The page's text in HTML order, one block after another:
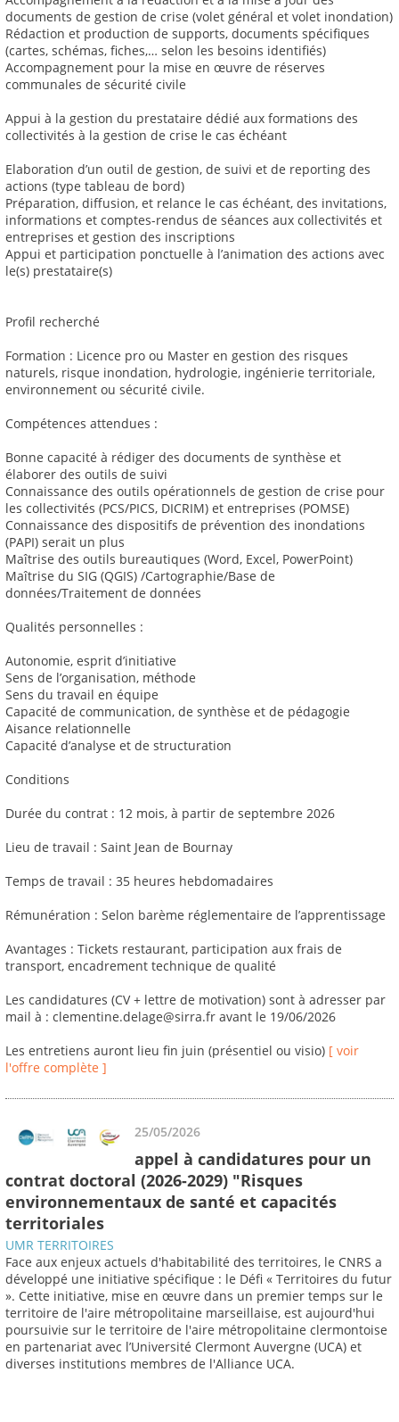
documents de gestion de crise (volet général et volet inondation)
Rédaction et production de supports, documents spécifiques
(cartes, schémas, fiches,… selon les besoins identifiés)
Accompagnement pour la mise en œuvre de réserves
communales de sécurité civile
Appui à la gestion du prestataire dédié aux formations des
collectivités à la gestion de crise le cas échéant
Elaboration d’un outil de gestion, de suivi et de reporting des
actions (type tableau de bord)
Préparation, diffusion, et relance le cas échéant, des invitations,
informations et comptes-rendus de séances aux collectivités et
entreprises et gestion des inscriptions
Appui et participation ponctuelle à l’animation des actions avec
le(s) prestataire(s)
Profil recherché
Formation : Licence pro ou Master en gestion des risques
naturels, risque inondation, hydrologie, ingénierie territoriale,
environnement ou sécurité civile.
Compétences attendues :
Bonne capacité à rédiger des documents de synthèse et
élaborer des outils de suivi
Connaissance des outils opérationnels de gestion de crise pour
les collectivités (PCS/PICS, DICRIM) et entreprises (POMSE)
Connaissance des dispositifs de prévention des inondations
(PAPI) serait un plus
Maîtrise des outils bureautiques (Word, Excel, PowerPoint)
Maîtrise du SIG (QGIS) /Cartographie/Base de
données/Traitement de données
Qualités personnelles :
Autonomie, esprit d’initiative
Sens de l’organisation, méthode
Sens du travail en équipe
Capacité de communication, de synthèse et de pédagogie
Aisance relationnelle
Capacité d’analyse et de structuration
Conditions
Durée du contrat : 12 mois, à partir de septembre 2026
Lieu de travail : Saint Jean de Bournay
Temps de travail : 35 heures hebdomadaires
Rémunération : Selon barème réglementaire de l’apprentissage
Avantages : Tickets restaurant, participation aux frais de
transport, encadrement technique de qualité
Les candidatures (CV + lettre de motivation) sont à adresser par
mail à : clementine.delage@sirra.fr avant le 19/06/2026
Les entretiens auront lieu fin juin (présentiel ou visio) [ voir
l'offre complète ]
25/05/2026
appel à candidatures pour un
contrat doctoral (2026-2029) "Risques
environnementaux de santé et capacités
territoriales
UMR TERRITOIRES
Face aux enjeux actuels d'habitabilité des territoires, le CNRS a
développé une initiative spécifique : le Défi « Territoires du futur
». Cette initiative, mise en œuvre dans un premier temps sur le
territoire de l'aire métropolitaine marseillaise, est aujourd'hui
poursuivie sur le territoire de l'aire métropolitaine clermontoise
en partenariat avec l’Université Clermont Auvergne (UCA) et
diverses institutions membres de l'Alliance UCA.